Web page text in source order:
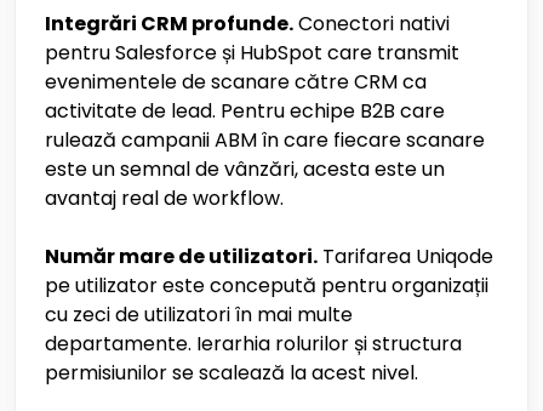
Integrări CRM profunde.Conectori nativi
pentru Salesforce și HubSpot care transmit
evenimentele de scanare către CRM ca
activitate de lead. Pentru echipe B2B care
rulează campanii ABM în care fiecare scanare
este un semnal de vânzări, acesta este un
avantaj real de workflow.
Număr mare de utilizatori. Tarifarea Uniqode
pe utilizator este concepută pentru organizații
cu zeci de utilizatori în mai multe
departamente. Ierarhia rolurilor și structura
permisiunilor se scalează la acest nivel.